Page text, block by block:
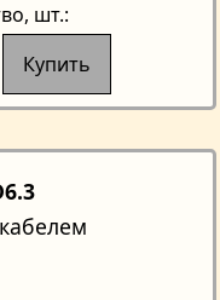
, шт.:
Купить